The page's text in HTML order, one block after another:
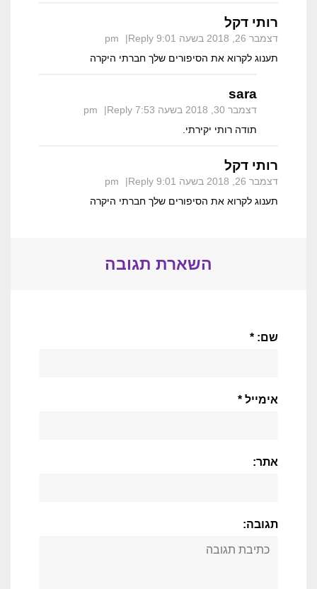
רותי דקל
דצמבר 26, 2018 בשעה 9:01 pm
Reply
תענוג לקרוא את הסיפורים שלך חברתי היקרה
sara
דצמבר 30, 2018 בשעה 7:53 pm
Reply
תודה רותי יקירתי.
רותי דקל
דצמבר 26, 2018 בשעה 9:01 pm
Reply
תענוג לקרוא את הסיפורים שלך חברתי היקרה
השארת תגובה
שם: *
אימייל *
אתר:
תגובה: